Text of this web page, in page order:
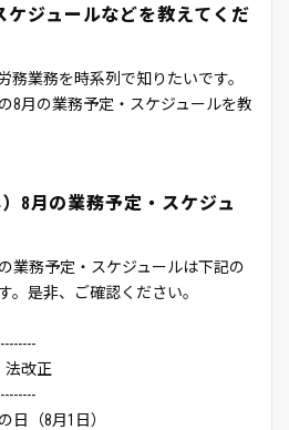
ケジュールなどを教えてくだ
務業務を時系列で知りたいです。
8月の業務予定・スケジュールを教
8月の業務予定・スケジュ
業務予定・スケジュールは下記の
。是非、ご確認ください。
法改正
日（8月1日）